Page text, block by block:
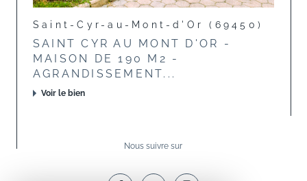
Saint-Cyr-au-Mont-d'Or (69450)
SAINT CYR AU MONT D'OR -
MAISON DE 190 M2 -
AGRANDISSEMENT...
Voir le bien
Nous suivre sur